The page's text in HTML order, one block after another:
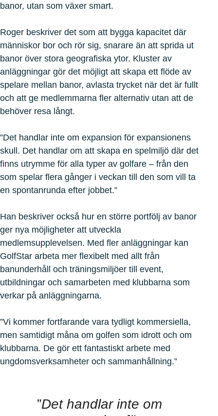
banor, utan som växer smart.
Roger beskriver det som att bygga kapacitet där
människor bor och rör sig, snarare än att sprida ut
banor över stora geografiska ytor. Kluster av
anläggningar gör det möjligt att skapa ett flöde av
spelare mellan banor, avlasta trycket när det är fullt
och att ge medlemmarna fler alternativ utan att de
behöver resa långt.
”Det handlar inte om expansion för expansionens
skull. Det handlar om att skapa en spelmiljö där det
finns utrymme för alla typer av golfare – från den
som spelar flera gånger i veckan till den som vill ta
en spontanrunda efter jobbet.”
Han beskriver också hur en större portfölj av banor
ger nya möjligheter att utveckla
medlemsupplevelsen. Med fler anläggningar kan
GolfStar arbeta mer flexibelt med allt från
banunderhåll och träningsmiljöer till event,
utbildningar och samarbeten med klubbarna som
verkar på anläggningarna.
”Vi kommer fortfarande vara tydligt kommersiella,
men samtidigt måna om golfen som idrott och om
klubbarna. De gör ett fantastiskt arbete med
ungdomsverksamheter och sammanhållning.”
”Det handlar inte om